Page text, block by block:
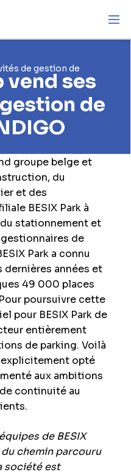
de gestion de
vend ses
de
groupe belge et
du
et des
BESIX Park à
stationnement et
de
Park a connu
années et
49 000 places
poursuivre cette
pour BESIX Park de
entièrement
de parking. Voilà
explicitement opté
aux ambitions
continuité au
de BESIX
chemin parcouru
société est